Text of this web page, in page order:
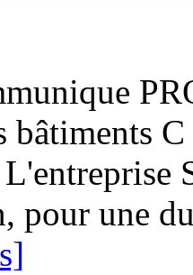
bâtiments
pour une